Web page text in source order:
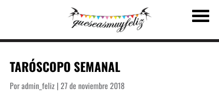
TARÓSCOPO SEMANAL
Por admin_feliz | 27 de noviembre 2018